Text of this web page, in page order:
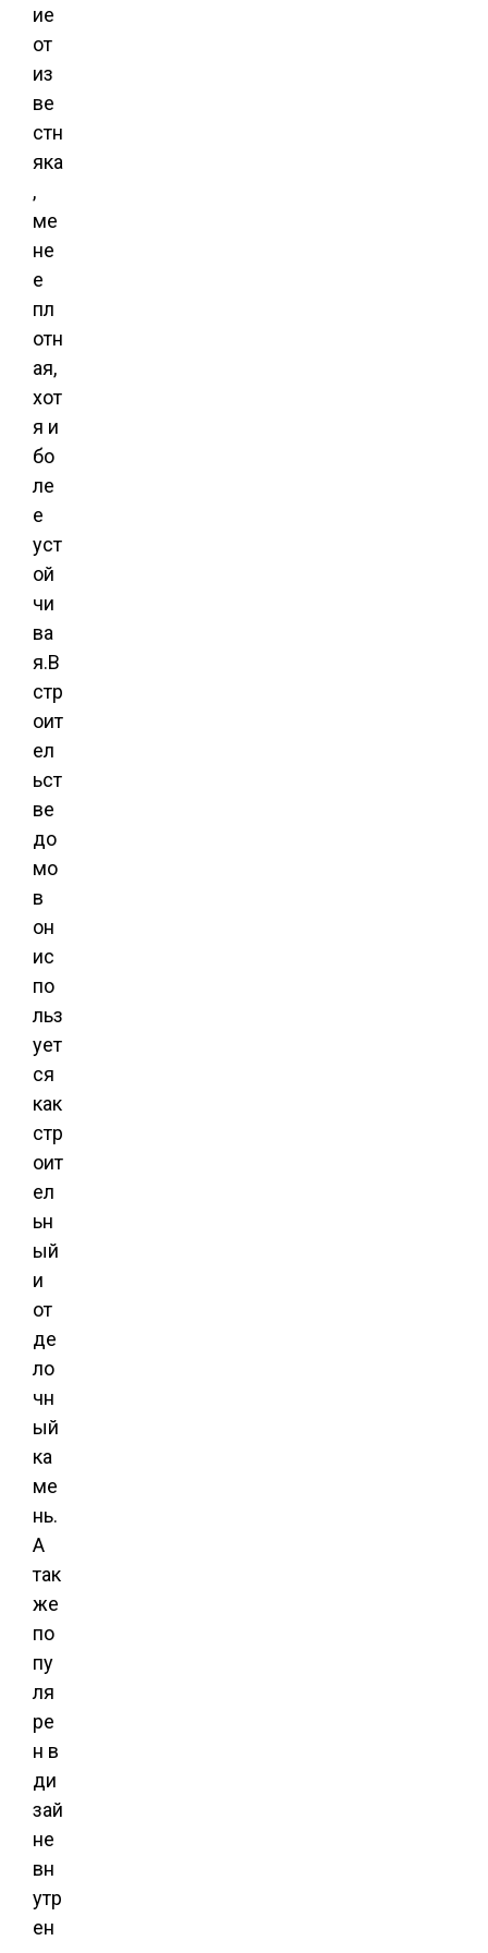
ие
от
из
ве
стн
яка
,
ме
не
е
пл
отн
ая,
хот
я и
бо
ле
е
уст
ой
чи
ва
я.В
стр
оит
ел
ьст
ве
до
мо
в
он
ис
по
льз
ует
ся
как
стр
оит
ел
ьн
ый
и
от
де
ло
чн
ый
ка
ме
нь.
А
так
же
по
пу
ля
ре
н в
ди
зай
не
вн
утр
ен